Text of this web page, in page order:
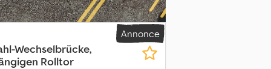
Annonce
Wechselbrücke,
Rolltor